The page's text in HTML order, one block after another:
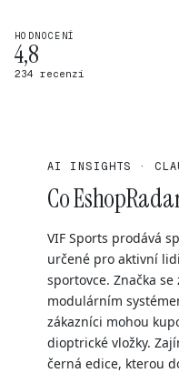
HODNOCENÍ
4,8
234 recenzí
AI INSIGHTS ·
Co
VIF Sports prodává
určené pro aktivní
sportovce. Značka
modulárním
zákazníci mohou
dioptrické vložky.
černá edice, kterou